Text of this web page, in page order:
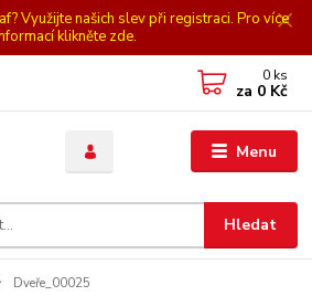
Využijte našich slev při registraci. Pro více
klikněte zde.
Menu
Hledat
0 ks
za 0 Kč
Dveře_00025